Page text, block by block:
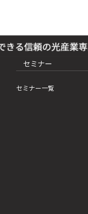
セミナー
セミナー一覧